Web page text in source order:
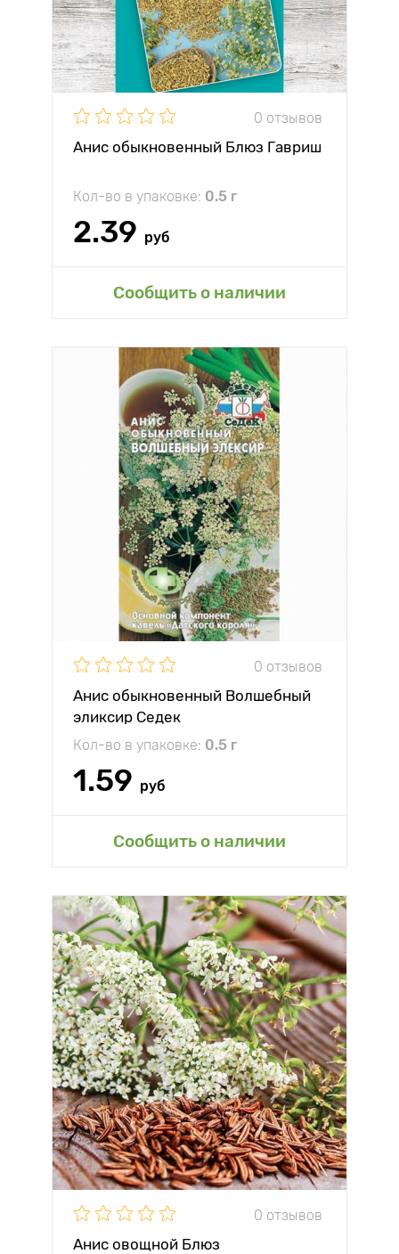
0 отзывов
Анис обыкновенный Блюз Гавриш
Кол-во в упаковке: 0.5 г
2.39 руб
Сообщить о наличии
0 отзывов
Анис обыкновенный Волшебный
эликсир Седек
Кол-во в упаковке: 0.5 г
1.59 руб
Сообщить о наличии
0 отзывов
Анис овощной Блюз